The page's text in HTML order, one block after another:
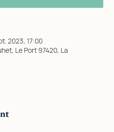
2023, 17:00
Le Port 97420, La